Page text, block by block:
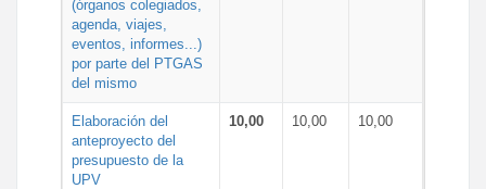
(órganos colegiados,
agenda, viajes,
eventos, informes...)
por parte del PTGAS
del mismo
Elaboración del
anteproyecto del
presupuesto de la
UPV
10,00 10,00 10,00